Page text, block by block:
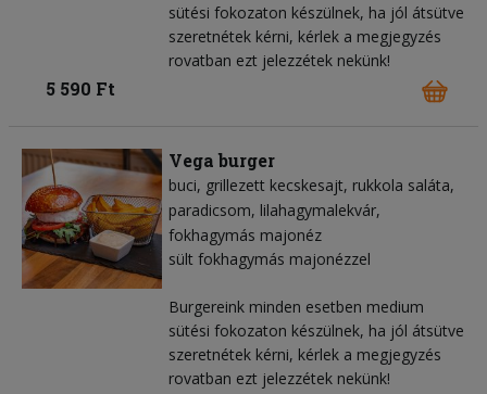
sütési fokozaton készülnek, ha jól átsütve
szeretnétek kérni, kérlek a megjegyzés
rovatban ezt jelezzétek nekünk!
5 590 Ft
Vega burger
buci grillezett kecskesajt rukkola saláta
paradicsom lilahagymalekvár
fokhagymás majonéz
sült fokhagymás majonézzel
Burgereink minden esetben medium
sütési fokozaton készülnek, ha jól átsütve
szeretnétek kérni, kérlek a megjegyzés
rovatban ezt jelezzétek nekünk!